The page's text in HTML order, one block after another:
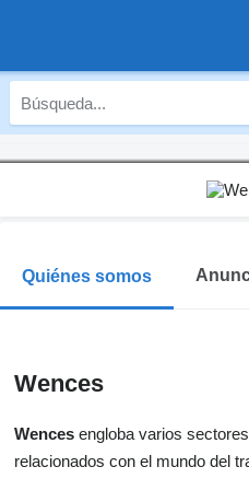
Quiénes somos
Wences
Wences engloba varios
relacionados con el mundo del